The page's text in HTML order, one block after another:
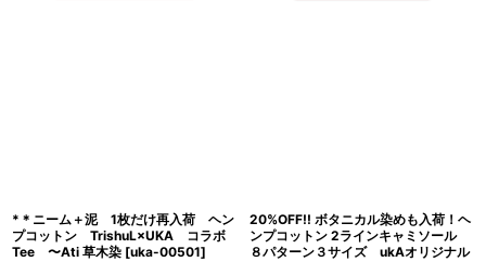
*＊ニーム＋泥 1枚だけ再入荷 ヘン
プコットン TrishuL×UKA コラボ
Tee 〜Ati 草木染 [uka-00501]
20%OFF!! ボタニカル染めも入荷！ヘ
ンプコットン 2ラインキャミソール
８パターン３サイズ ukAオリジナル